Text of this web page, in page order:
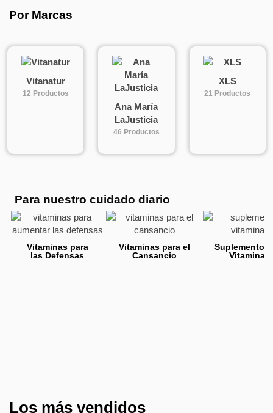
Deportiva
Por Marcas
Vitanatur
12 Productos
Ana María
LaJusticia
46 Productos
XLS
21 Productos
Para nuestro cuidado diario
Vitaminas para
las Defensas
Vitaminas para el
Cansancio
Suplementos
Vitamina B
Los más vendidos